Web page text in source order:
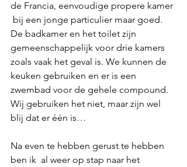
de Francia, eenvoudige propere kamer
bij een jonge particulier maar goed.
De badkamer en het toilet zijn
gemeenschappelijk voor drie kamers
zoals vaak het geval is. We kunnen de
keuken gebruiken en er is een
zwembad voor de gehele compound.
Wij gebruiken het niet, maar zijn wel
blij dat er één is…
Na even te hebben gerust te hebben
ben ik  al weer op stap naar het